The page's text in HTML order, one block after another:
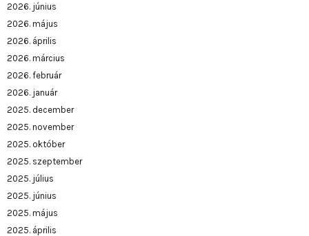
2026. június
2026. május
2026. április
2026. március
2026. február
2026. január
2025. december
2025. november
2025. október
2025. szeptember
2025. július
2025. június
2025. május
2025. április